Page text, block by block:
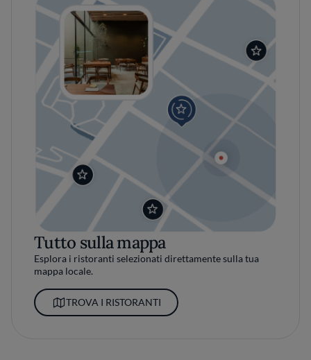
Tutto sulla mappa
Esplora i ristoranti selezionati direttamente sulla tua
mappa locale.
TROVA I RISTORANTI